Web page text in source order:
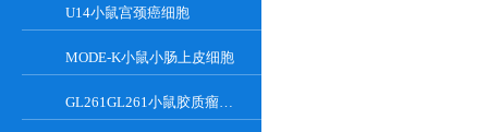
U14小鼠宫颈癌细胞
MODE-K小鼠小肠上皮细胞
GL261GL261小鼠胶质瘤细胞